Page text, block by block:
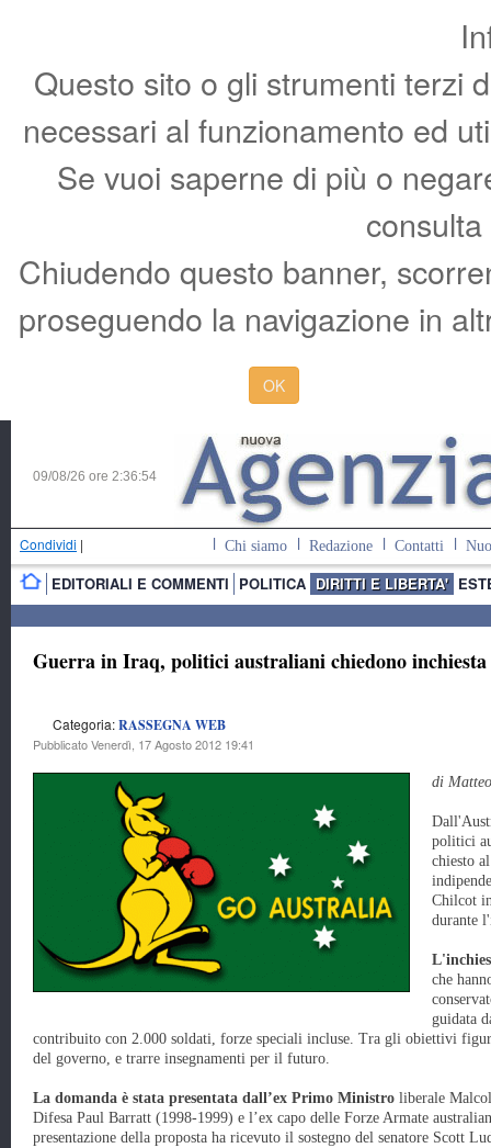
Questo sito o gli strumenti terzi
necessari al funzionamento ed
Se vuoi saperne di più o
Chiudendo questo banner,
proseguendo la navigazione in
OK
09/08/26 ore 2:36:55
Condividi | Chi siamo Redazione Contatti
EDITORIALI E COMMENTI POLITICA DIRITTI E LIBERTA'
Guerra in Iraq, politici australiani chiedono inchiesta
Categoria:RASSEGNA WEB
Pubblicato Venerdì, 17 Agosto 2012 19:41
di
politici
chiesto
Chilcot
durante
che
guidata
contribuito con 2.000 soldati, forze speciali incluse. Tra gli obiettivi
del governo, e trarre insegnamenti per il futuro.
La domanda è stata presentata dall’ex Primo Ministro liberale
Difesa Paul Barratt (1998-1999) e l’ex capo delle Forze Armate
presentazione della proposta ha ricevuto il sostegno del senatore Scott